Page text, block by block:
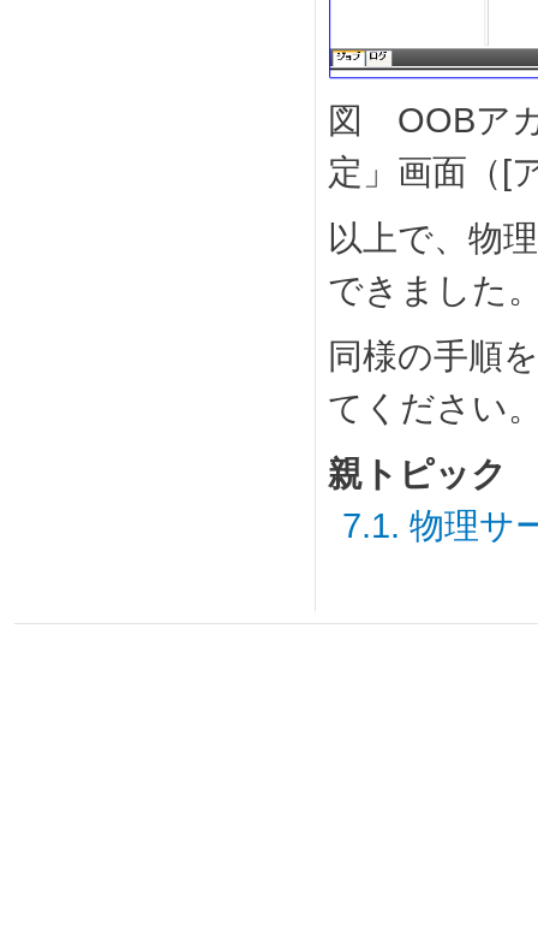
図 OOBア
定」画面（[
以上で、物
できました
同様の手順
てください
親トピック
7.1. 物理サ